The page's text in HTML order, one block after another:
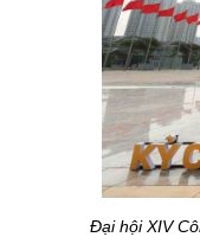
Đại hội XIV